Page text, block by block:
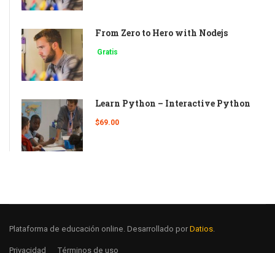
From Zero to Hero with Nodejs
Gratis
Learn Python – Interactive Python
$69.00
Plataforma de educación online. Desarrollado por Datios.
Privacidad Términos de uso